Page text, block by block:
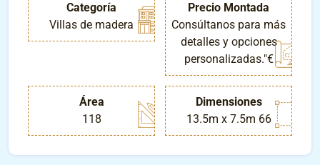
Categoría
Villas de madera
Precio Montada
Consúltanos para más
detalles y opciones
personalizadas."€
Área
118
Dimensiones
13.5m x 7.5m 66